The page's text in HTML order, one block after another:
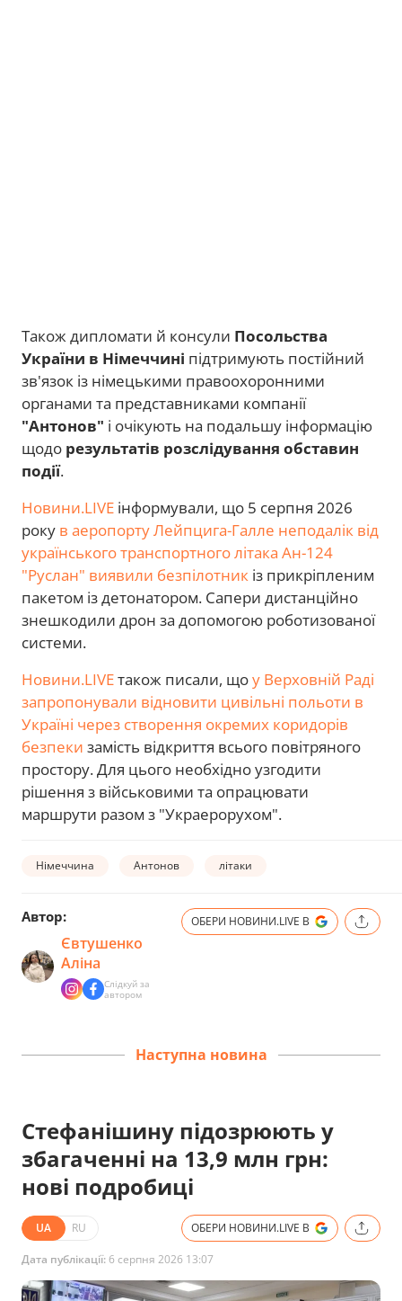
Також дипломати й консули Посольства
України в Німеччині підтримують постійний
зв'язок із німецькими правоохоронними
органами та представниками компанії
"Антонов" і очікують на подальшу інформацію
щодо результатів розслідування обставин
події.
Новини.LIVE інформували, що 5 серпня 2026
року в аеропорту Лейпцига-Галле неподалік від
українського транспортного літака Ан-124
"Руслан" виявили безпілотник із прикріпленим
пакетом із детонатором. Сапери дистанційно
знешкодили дрон за допомогою роботизованої
системи.
Новини.LIVEтакож писали, щоу Верховній Раді
запропонували відновити цивільні польоти в
Україні через створення окремих коридорів
безпеки замість відкриття всього повітряного
простору. Для цього необхідно узгодити
рішення з військовими та опрацювати
маршрути разом з "Украерорухом".
Німеччина Антонов літаки
Автор:
Євтушенко
Аліна
Слідкуй за
автором
ОБЕРИ НОВИНИ.LIVE В
Наступна новина
Стефанішину підозрюють у
збагаченні на 13,9 млн грн:
нові подробиці
UA RU ОБЕРИ НОВИНИ.LIVE В
Дата публікації: 6 серпня 2026 13:07